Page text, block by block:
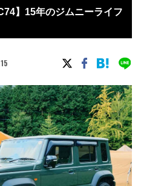
】15年のジムニーライフ